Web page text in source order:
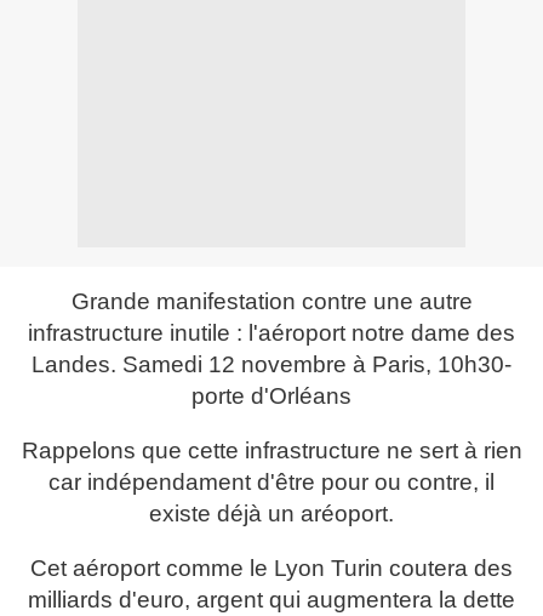
Grande manifestation contre une autre
infrastructure inutile : l'aéroport notre dame des
Landes. Samedi 12 novembre à Paris, 10h30-
porte d'Orléans
Rappelons que cette infrastructure ne sert à rien
car indépendament d'être pour ou contre, il
existe déjà un aréoport.
Cet aéroport comme le Lyon Turin coutera des
milliards d'euro, argent qui augmentera la dette